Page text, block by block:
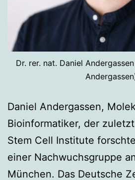
Dr. rer. nat. Daniel
Daniel Andergassen,
Bioinformatiker, der
Stem Cell Institute
einer Nachwuchsgruppe
München. Das Deutsche